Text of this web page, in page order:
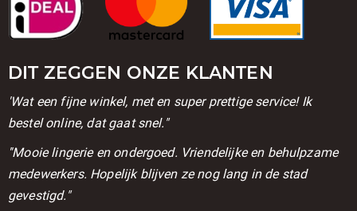
DIT ZEGGEN ONZE KLANTEN
'Wat een fijne winkel, met en super prettige service! Ik
bestel online, dat gaat snel."
''Mooie lingerie en ondergoed. Vriendelijke en behulpzame
medewerkers. Hopelijk blijven ze nog lang in de stad
gevestigd."